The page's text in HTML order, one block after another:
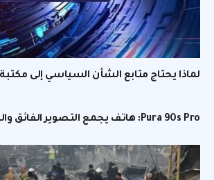
لماذا يحتاج متابع الشأن السياسي إلى مكتبة
Pura 90s Pro: هاتف يجمع التصوير الفائق والبطارية الطويلة